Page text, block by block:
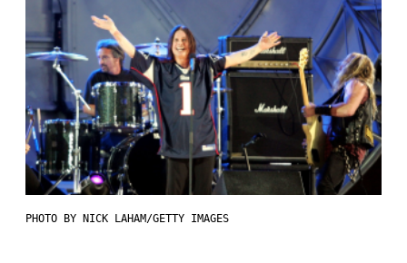
PHOTO BY NICK LAHAM/GETTY IMAGES